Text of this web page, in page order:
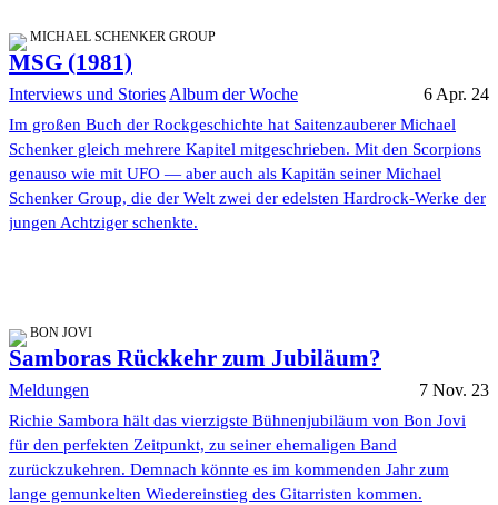
MICHAEL SCHENKER GROUP
MSG (1981)
Interviews und Stories Album der Woche 6 Apr. 24
Im großen Buch der Rockgeschichte hat Saitenzauberer Michael
Schenker gleich mehrere Kapitel mitgeschrieben. Mit den Scorpions
genauso wie mit UFO — aber auch als Kapitän seiner Michael
Schenker Group, die der Welt zwei der edelsten Hardrock-Werke der
jungen Achtziger schenkte.
BON JOVI
Samboras Rückkehr zum Jubiläum?
Meldungen 7 Nov. 23
Richie Sambora hält das vierzigste Bühnenjubiläum von Bon Jovi
für den perfekten Zeitpunkt, zu seiner ehemaligen Band
zurückzukehren. Demnach könnte es im kommenden Jahr zum
lange gemunkelten Wiedereinstieg des Gitarristen kommen.